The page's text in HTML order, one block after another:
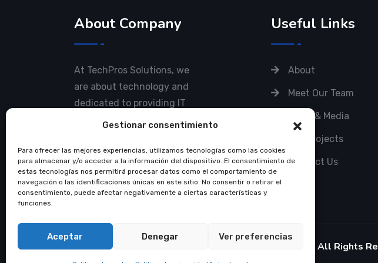
Gestionar consentimiento
Para ofrecer las mejores experiencias, utilizamos tecnologías como las cookies
para almacenar y/o acceder a la información del dispositivo. El consentimiento de
estas tecnologías nos permitirá procesar datos como el comportamiento de
navegación o las identificaciones únicas en este sitio. No consentir o retirar el
consentimiento, puede afectar negativamente a ciertas características y
funciones.
Aceptar Denegar Ver preferencias
About Company
At TechPros Solutions, we
are about technology and
dedicated to providing IT
solutions for businesses of
Useful Links
About
Meet Our Team
News & Media
Our Projects
Contact Us
© Copyright 2021 Restly All Rights